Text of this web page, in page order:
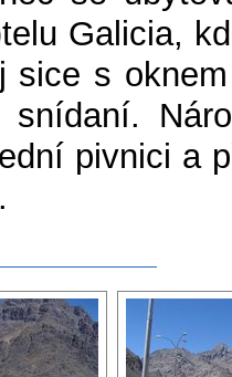
Galicia,
sice s
pivnici a